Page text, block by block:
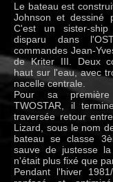
Le bateau est
Johnson et dessiné
C'est un sister-
disparu dans
commandes Jean-
de Kriter III. Deux
haut sur l'eau, avec
nacelle centrale.
Pour sa
TWOSTAR, il
traversée retour
Lizard, sous le nom
bateau se classe
sauve de justesse
n'était plus fixé que
Pendant l'hiver